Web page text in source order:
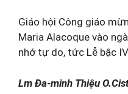
Giáo hội Công giáo
Maria Alacoque vào
nhớ tự do, tức Lễ bậc
Lm Đa-minh Thiệu